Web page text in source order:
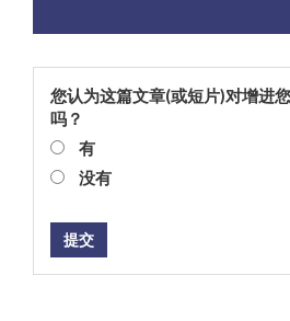
您认为这篇文章(或短片)对增进
吗？
有
没有
提交